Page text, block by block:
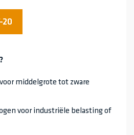
20
middelgrote tot zware
voor industriële belasting of